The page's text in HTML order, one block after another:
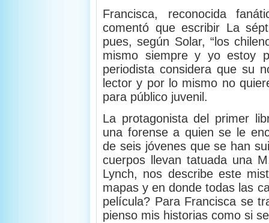
Francisca, reconocida
comentó que escribir La
pues, según Solar, “los
mismo siempre y yo estoy
periodista considera que su
lector y por lo mismo no
para público juvenil.
La protagonista del primer
una forense a quien se le
de seis jóvenes que se han
cuerpos llevan tatuada una
Lynch, nos describe este
mapas y en donde todas las
película? Para Francisca se
pienso mis historias como si